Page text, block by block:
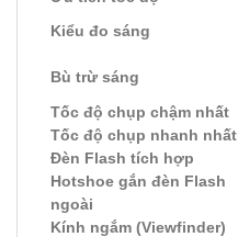
Kiểu đo sáng
Bù trừ sáng
Tốc độ chụp chậm nhất
Tốc độ chụp nhanh nhất
Đèn Flash tích hợp
Hotshoe gắn đèn Flash
ngoài
Kính ngắm (Viewfinder)